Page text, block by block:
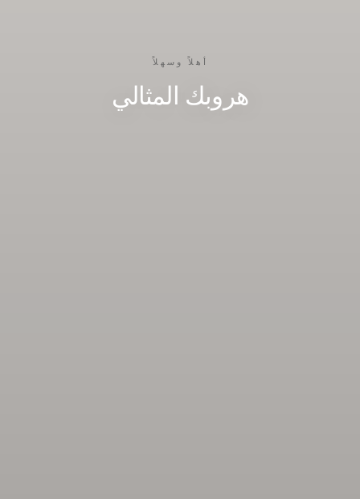
أهلاً وسهلاً
هروبك المثالي